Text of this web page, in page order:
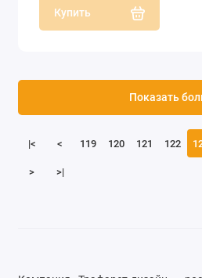
Купить
|< < 119 120 121 122
> >|
Показать